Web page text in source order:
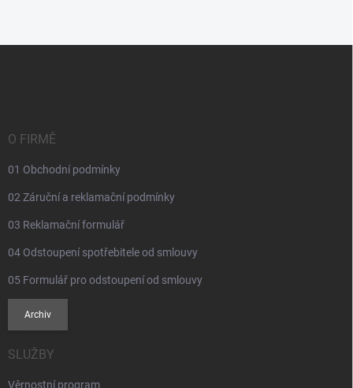
O FIRMĚ
01 Obchodní podmínky
02 Záruční a reklamační podmínky
03 Reklamační formulář
04 Odstoupení spotřebitele od smlouvy
05 Formulář pro odstoupení od smlouvy
Archiv
SLUŽBY
Věrnostní program